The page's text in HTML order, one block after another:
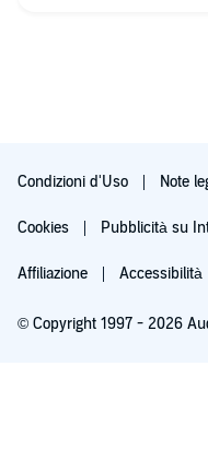
Condizioni d'Uso Note
Cookies Pubblicità su
Affiliazione Accessibilità
© Copyright 1997 - 2026